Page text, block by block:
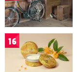
16